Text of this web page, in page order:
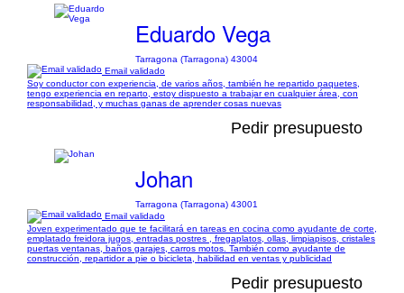
Eduardo Vega
Tarragona (Tarragona) 43004
Email validado
Soy conductor con experiencia, de varios años, también he repartido paquetes,
tengo experiencia en reparto, estoy dispuesto a trabajar en cualquier área, con
responsabilidad, y muchas ganas de aprender cosas nuevas
Pedir presupuesto
Johan
Tarragona (Tarragona) 43001
Email validado
Joven experimentado que te facilitará en tareas en cocina como ayudante de corte,
emplatado freidora jugos, entradas postres , fregaplatos, ollas, limpiapisos, cristales
puertas ventanas, baños garajes, carros motos. También como ayudante de
construcción, repartidor a pie o bicicleta, habilidad en ventas y publicidad
Pedir presupuesto